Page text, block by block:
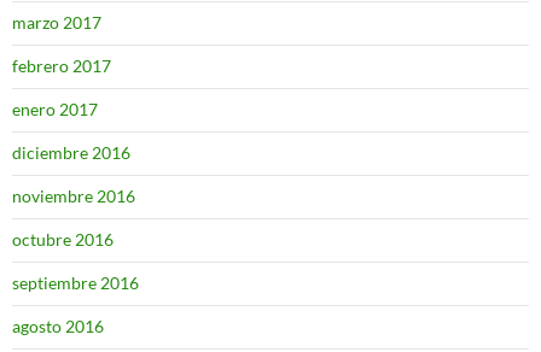
marzo 2017
febrero 2017
enero 2017
diciembre 2016
noviembre 2016
octubre 2016
septiembre 2016
agosto 2016